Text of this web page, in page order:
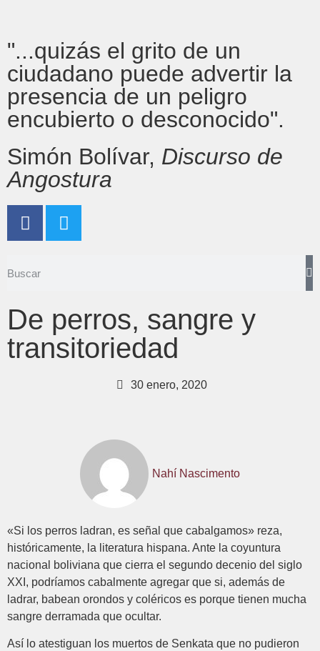
"...quizás el grito de un
ciudadano puede advertir la
presencia de un peligro
encubierto o desconocido".
Simón Bolívar, Discurso de
Angostura
De perros, sangre y
transitoriedad
30 enero, 2020
Nahí Nascimento
«Si los perros ladran, es señal que cabalgamos» reza,
históricamente, la literatura hispana. Ante la coyuntura
nacional boliviana que cierra el segundo decenio del siglo
XXI, podríamos cabalmente agregar que si, además de
ladrar, babean orondos y coléricos es porque tienen mucha
sangre derramada que ocultar.
Así lo atestiguan los muertos de Senkata que no pudieron